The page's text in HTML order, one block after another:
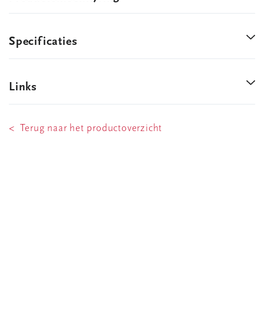
Specificaties
Links
< Terug naar het productoverzicht